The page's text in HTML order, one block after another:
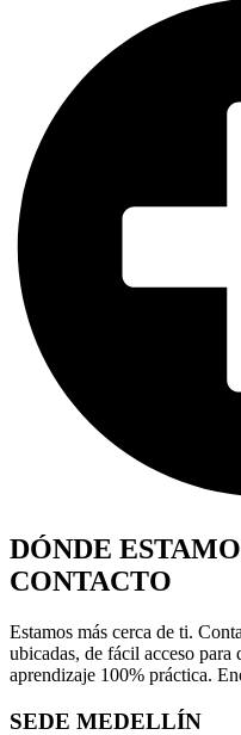
DÓNDE
CONTACTO
Estamos más cerca de ti.
ubicadas, de fácil acceso
aprendizaje 100% práctica.
SEDE MEDELLÍN